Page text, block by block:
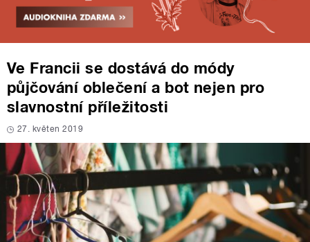
Ve Francii se dostává do módy
půjčování oblečení a bot nejen pro
slavnostní příležitosti
27. květen 2019